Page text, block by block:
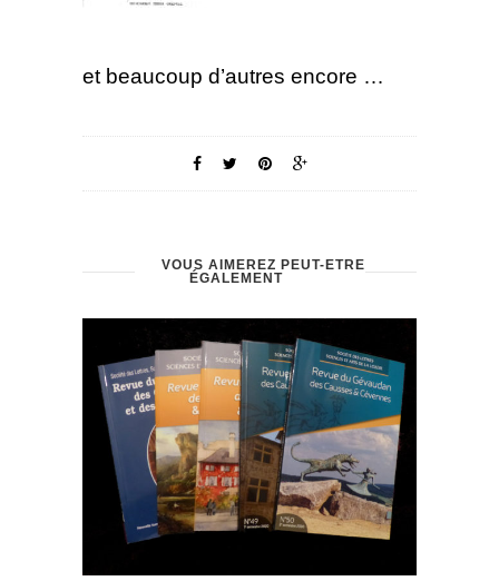
et beaucoup d’autres encore …
VOUS AIMEREZ PEUT-ÊTRE
ÉGALEMENT